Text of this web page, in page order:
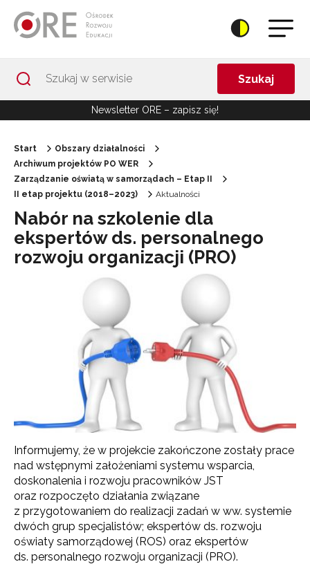
Szukaj
Newsletter ORE – zapisz się!
Start
Obszary działalności
Archiwum projektów PO WER
Zarządzanie oświatą w samorządach – Etap II
II etap projektu (2018–2023)
Aktualności
Nabór na szkolenie dla
ekspertów ds. personalnego
rozwoju organizacji (PRO)
Informujemy, że w projekcie zakończone zostały prace
nad wstępnymi założeniami systemu wsparcia,
doskonalenia i rozwoju pracowników JST
oraz rozpoczęto działania związane
z przygotowaniem do realizacji zadań w ww. systemie
dwóch grup specjalistów; ekspertów ds. rozwoju
oświaty samorządowej (ROS) oraz ekspertów
ds. personalnego rozwoju organizacji (PRO).